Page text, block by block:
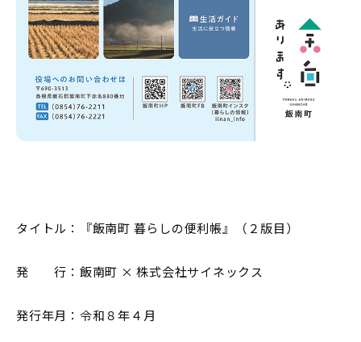
タイトル：『飯南町 暮らしの便利帳』（２版目）
発 行：飯南町 × 株式会社サイネックス
発行年月：令和８年４月